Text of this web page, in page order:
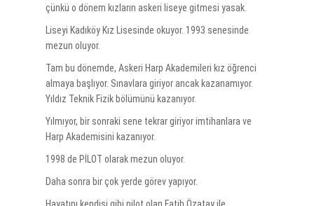
çünkü o dönem kızların askeri liseye gitmesi yasak.
Liseyi Kadıköy Kız Lisesinde okuyor. 1993 senesinde
mezun oluyor.
Tam bu dönemde, Askeri Harp Akademileri kız öğrenci
almaya başlıyor. Sınavlara giriyor ancak kazanamıyor.
Yıldız Teknik Fizik bölümünü kazanıyor.
Yılmıyor, bir sonraki sene tekrar giriyor imtihanlara ve
Harp Akademisini kazanıyor.
1998 de PİLOT olarak mezun oluyor.
Daha sonra bir çok yerde görev yapıyor.